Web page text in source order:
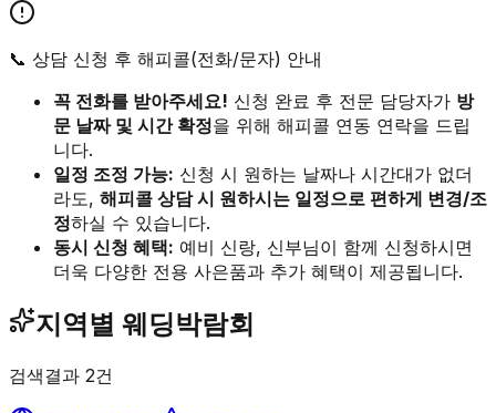
📞 상담 신청 후 해피콜(전화/문자) 안내
꼭 전화를 받아주세요! 신청 완료 후 전문 담당자가 방
문 날짜 및 시간 확정을 위해 해피콜 연동 연락을 드립
니다.
일정 조정 가능: 신청 시 원하는 날짜나 시간대가 없더
라도, 해피콜 상담 시 원하시는 일정으로 편하게 변경/조
정하실 수 있습니다.
동시 신청 혜택: 예비 신랑, 신부님이 함께 신청하시면
더욱 다양한 전용 사은품과 추가 혜택이 제공됩니다.
지역별 웨딩박람회
검색결과 2건